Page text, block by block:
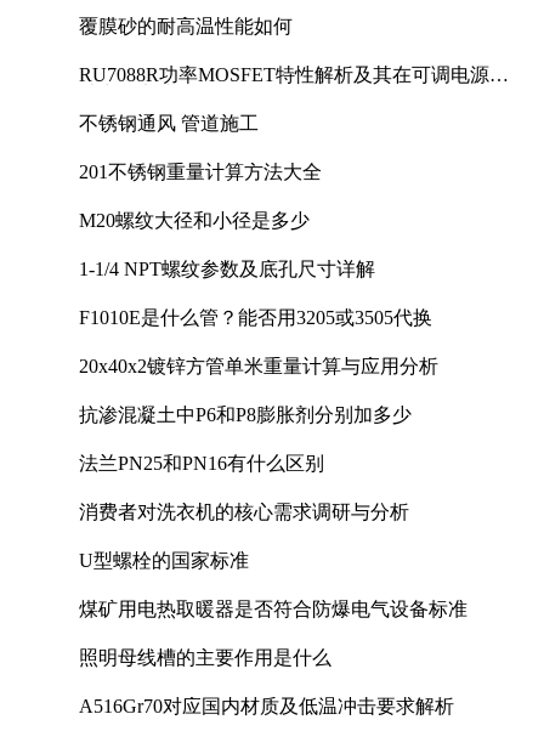
覆膜砂的耐高温性能如何
RU7088R功率MOSFET特性解析及其在可调电源设
不锈钢通风 管道施工
201不锈钢重量计算方法大全
M20螺纹大径和小径是多少
1-1/4 NPT螺纹参数及底孔尺寸详解
F1010E是什么管？能否用3205或3505代换
20x40x2镀锌方管单米重量计算与应用分析
抗渗混凝土中P6和P8膨胀剂分别加多少
法兰PN25和PN16有什么区别
消费者对洗衣机的核心需求调研与分析
U型螺栓的国家标准
煤矿用电热取暖器是否符合防爆电气设备标准
照明母线槽的主要作用是什么
A516Gr70对应国内材质及低温冲击要求解析